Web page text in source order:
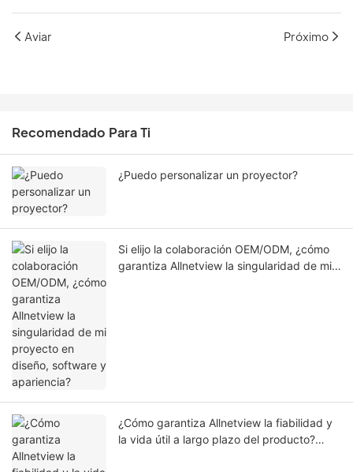
Aviar Próximo
Recomendado Para Ti
¿Puedo personalizar un proyector?
Si elijo la colaboración OEM/ODM, ¿cómo
garantiza Allnetview la singularidad de mi
¿Cómo garantiza Allnetview la fiabilidad y
la vida útil a largo plazo del producto?